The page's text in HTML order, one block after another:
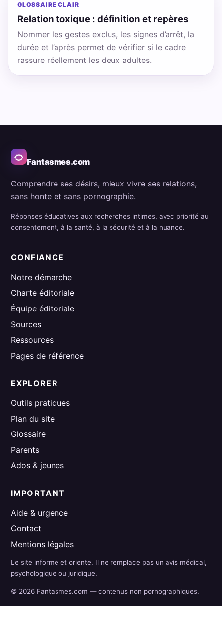
GLOSSAIRE CLAIR
Relation toxique : définition et repères
Nommer les gestes exclus, les signes d’arrêt, la
durée et l’après permet de vérifier si le cadre
rassure réellement les deux adultes.
Fantasmes.com
Comprendre ses désirs, mieux vivre ses relations,
sans honte et sans pornographie.
Réponses éducatives aux recherches intimes, avec priorité au
consentement, à la santé, à la sécurité et à la nuance.
CONFIANCE
Notre démarche
Charte éditoriale
Équipe éditoriale
Sources
Ressources
Pages de référence
EXPLORER
Outils pratiques
Plan du site
Glossaire
Parents
Ados & jeunes
IMPORTANT
Aide & urgence
Contact
Mentions légales
Le site informe et oriente. Il ne remplace pas un avis médical,
psychologique ou juridique.
© 2026 Fantasmes.com — contenus non pornographiques.